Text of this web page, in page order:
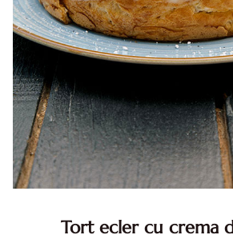
Tort ecler cu crema